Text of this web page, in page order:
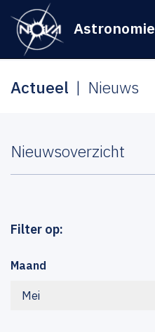
Astronomie
Actueel Nieuws
Nieuwsoverzicht
Filter op:
Maand
Mei